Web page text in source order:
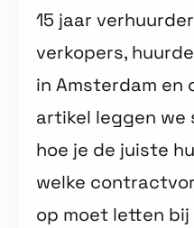
15 jaar
verkopers,
in Amsterdam en
artikel leggen
hoe je de juiste
welke
op moet letten